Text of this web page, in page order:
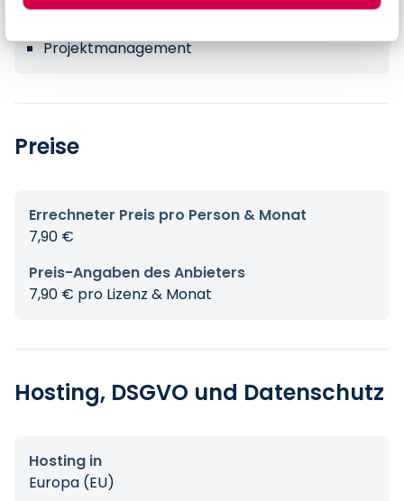
Kalender & Termine
Projektmanagement
Preise
Errechneter Preis pro Person & Monat
7,90 €
Preis-Angaben des Anbieters
7,90 € pro Lizenz & Monat
Hosting, DSGVO und Datenschutz
Hosting in
Europa (EU)